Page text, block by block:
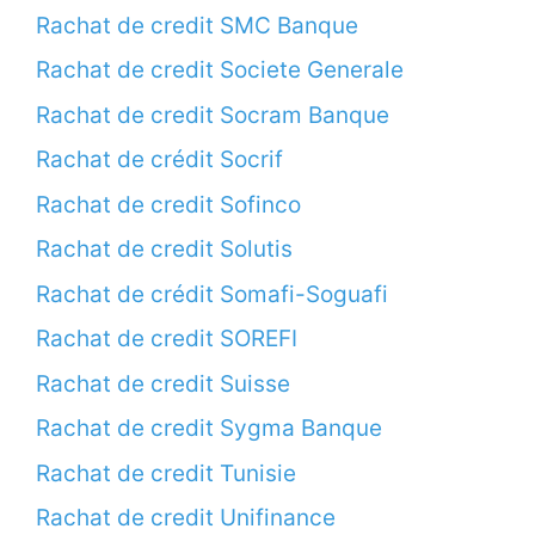
Rachat de credit SMC Banque
Rachat de credit Societe Generale
Rachat de credit Socram Banque
Rachat de crédit Socrif
Rachat de credit Sofinco
Rachat de credit Solutis
Rachat de crédit Somafi-Soguafi
Rachat de credit SOREFI
Rachat de credit Suisse
Rachat de credit Sygma Banque
Rachat de credit Tunisie
Rachat de credit Unifinance